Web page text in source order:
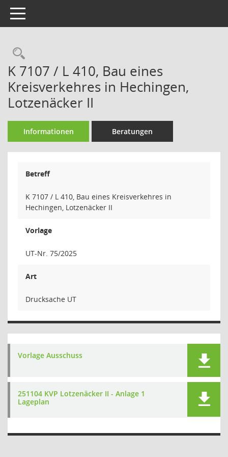
Toggle navigation
Rechercheauswahl
K 7107 / L 410, Bau eines
Kreisverkehres in Hechingen,
Lotzenäcker II
Informationen Beratungen
Betreff
K 7107 / L 410, Bau eines Kreisverkehres in
Hechingen, Lotzenäcker II
Vorlage
UT-Nr. 75/2025
Art
Drucksache UT
Vorlage Ausschuss
251104 KVP Lotzenäcker II - Anlage 1
Lageplan